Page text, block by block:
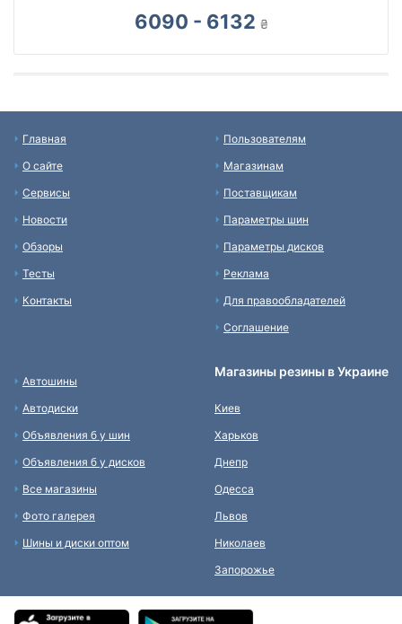
6090 - 6132 ₴
Главная
О сайте
Сервисы
Новости
Обзоры
Тесты
Контакты
Пользователям
Магазинам
Поставщикам
Параметры шин
Параметры дисков
Реклама
Для правообладателей
Соглашение
Автошины
Автодиски
Объявления б у шин
Объявления б у дисков
Все магазины
Фото галерея
Шины и диски оптом
Магазины резины в Украине
Киев
Харьков
Днепр
Одесса
Львов
Николаев
Запорожье